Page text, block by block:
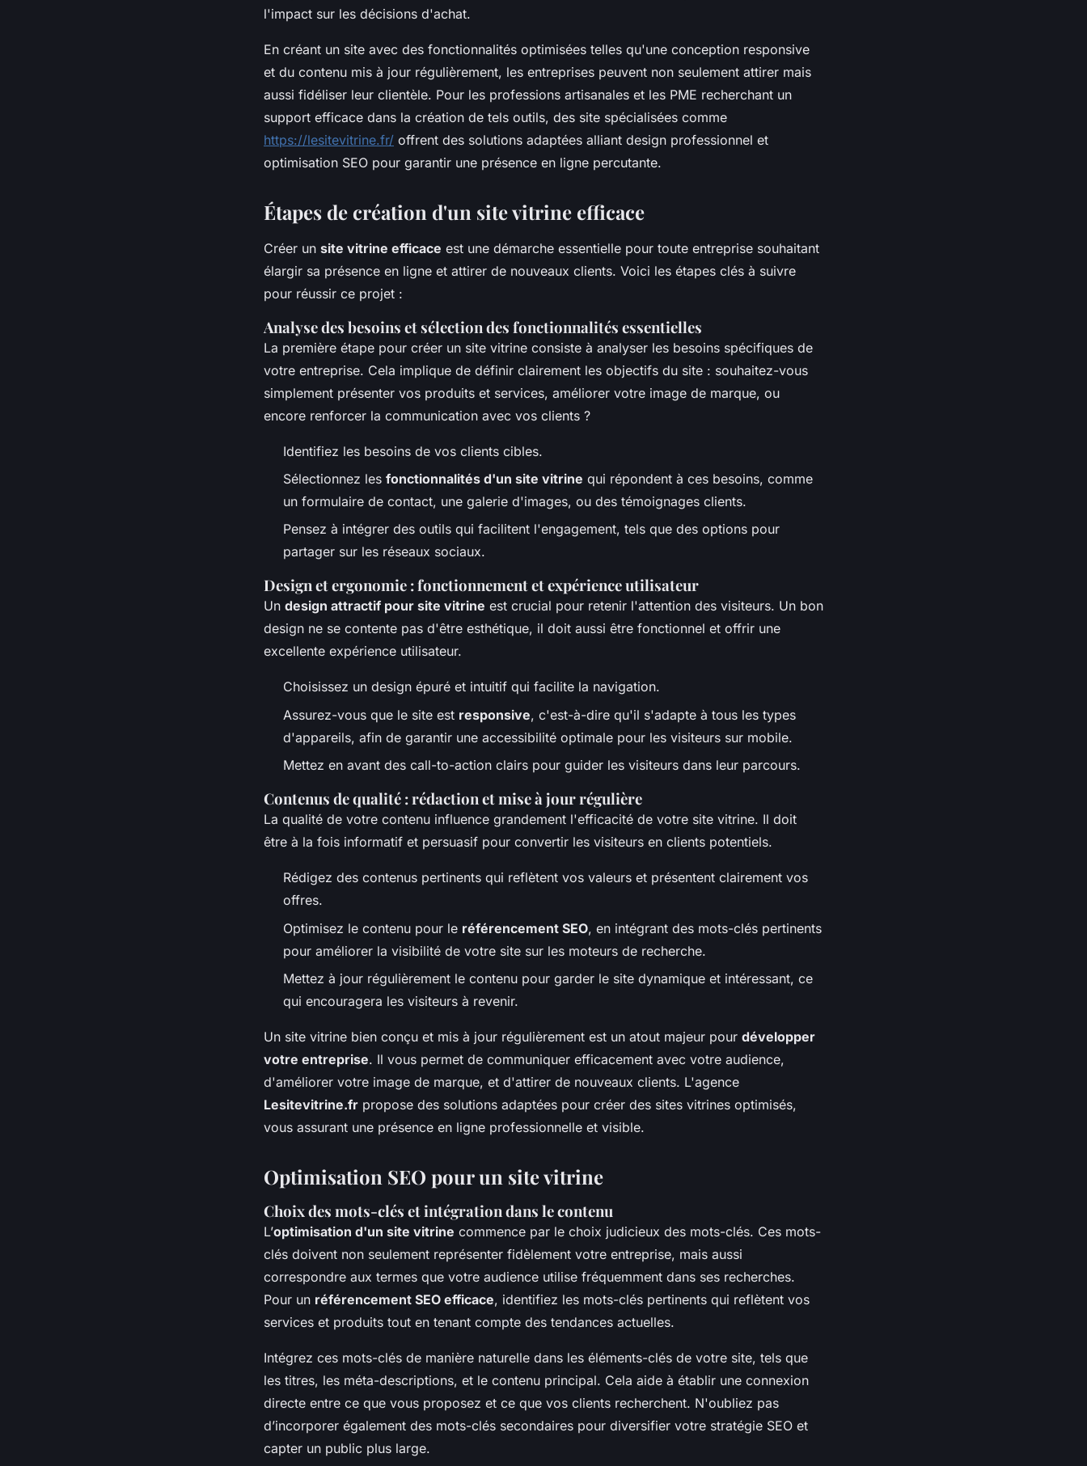
l'impact sur les décisions d'achat.
En créant un site avec des fonctionnalités optimisées telles qu'une conception responsive
et du contenu mis à jour régulièrement, les entreprises peuvent non seulement attirer mais
aussi fidéliser leur clientèle. Pour les professions artisanales et les PME recherchant un
support efficace dans la création de tels outils, des site spécialisées comme
https://lesitevitrine.fr/ offrent des solutions adaptées alliant design professionnel et
optimisation SEO pour garantir une présence en ligne percutante.
Étapes de création d'un site vitrine efficace
Créer un site vitrine efficace est une démarche essentielle pour toute entreprise souhaitant
élargir sa présence en ligne et attirer de nouveaux clients. Voici les étapes clés à suivre
pour réussir ce projet :
Analyse des besoins et sélection des fonctionnalités essentielles
La première étape pour créer un site vitrine consiste à analyser les besoins spécifiques de
votre entreprise. Cela implique de définir clairement les objectifs du site : souhaitez-vous
simplement présenter vos produits et services, améliorer votre image de marque, ou
encore renforcer la communication avec vos clients ?
Identifiez les besoins de vos clients cibles.
Sélectionnez les fonctionnalités d'un site vitrine qui répondent à ces besoins, comme
un formulaire de contact, une galerie d'images, ou des témoignages clients.
Pensez à intégrer des outils qui facilitent l'engagement, tels que des options pour
partager sur les réseaux sociaux.
Design et ergonomie : fonctionnement et expérience utilisateur
Un design attractif pour site vitrine est crucial pour retenir l'attention des visiteurs. Un bon
design ne se contente pas d'être esthétique, il doit aussi être fonctionnel et offrir une
excellente expérience utilisateur.
Choisissez un design épuré et intuitif qui facilite la navigation.
Assurez-vous que le site est responsive, c'est-à-dire qu'il s'adapte à tous les types
d'appareils, afin de garantir une accessibilité optimale pour les visiteurs sur mobile.
Mettez en avant des call-to-action clairs pour guider les visiteurs dans leur parcours.
Contenus de qualité : rédaction et mise à jour régulière
La qualité de votre contenu influence grandement l'efficacité de votre site vitrine. Il doit
être à la fois informatif et persuasif pour convertir les visiteurs en clients potentiels.
Rédigez des contenus pertinents qui reflètent vos valeurs et présentent clairement vos
offres.
Optimisez le contenu pour le référencement SEO, en intégrant des mots-clés pertinents
pour améliorer la visibilité de votre site sur les moteurs de recherche.
Mettez à jour régulièrement le contenu pour garder le site dynamique et intéressant, ce
qui encouragera les visiteurs à revenir.
Un site vitrine bien conçu et mis à jour régulièrement est un atout majeur pour développer
votre entreprise. Il vous permet de communiquer efficacement avec votre audience,
d'améliorer votre image de marque, et d'attirer de nouveaux clients. L'agence
Lesitevitrine.fr propose des solutions adaptées pour créer des sites vitrines optimisés,
vous assurant une présence en ligne professionnelle et visible.
Optimisation SEO pour un site vitrine
Choix des mots-clés et intégration dans le contenu
L’optimisation d'un site vitrine commence par le choix judicieux des mots-clés. Ces mots-
clés doivent non seulement représenter fidèlement votre entreprise, mais aussi
correspondre aux termes que votre audience utilise fréquemment dans ses recherches.
Pour un référencement SEO efficace, identifiez les mots-clés pertinents qui reflètent vos
services et produits tout en tenant compte des tendances actuelles.
Intégrez ces mots-clés de manière naturelle dans les éléments-clés de votre site, tels que
les titres, les méta-descriptions, et le contenu principal. Cela aide à établir une connexion
directe entre ce que vous proposez et ce que vos clients recherchent. N'oubliez pas
d’incorporer également des mots-clés secondaires pour diversifier votre stratégie SEO et
capter un public plus large.